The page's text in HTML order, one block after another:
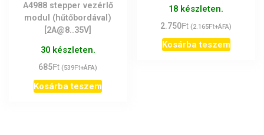
A4988 stepper vezérlő
modul (hűtőbordával)
[2A@8..35V]
30 készleten.
685Ft (539Ft+ÁFA)
Kosárba teszem
18 készleten.
2.750Ft (2.165Ft+ÁFA)
Kosárba teszem